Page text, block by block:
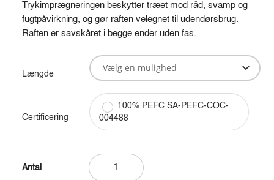
Trykimprægneringen beskytter træet mod råd, svamp og
fugtpåvirkning, og gør raften velegnet til udendørsbrug.
Raften er savskåret i begge ender uden fas.
Længde
Certificering
100% PEFC SA-PEFC-COC-
004488